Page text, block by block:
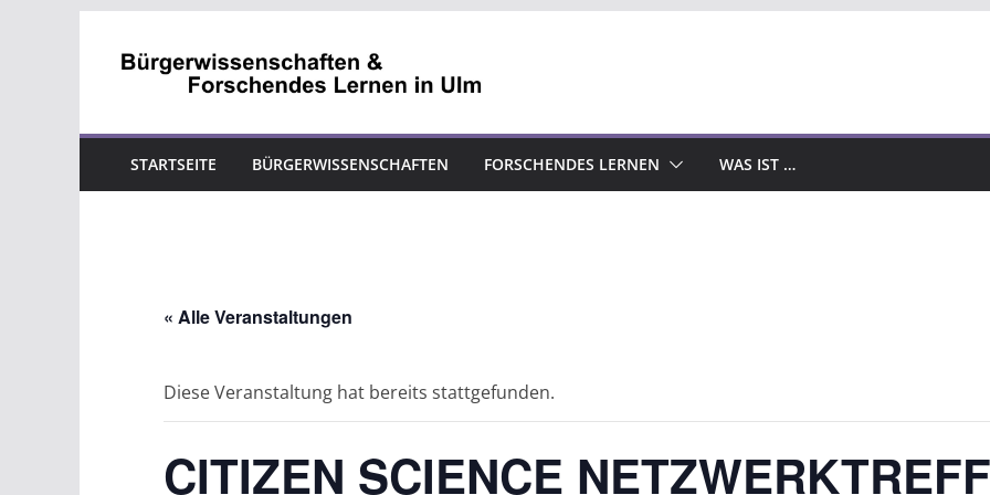
Inhalt
STARTSEITE BÜRGERWISSENSCHAFTEN FORSCHENDES LERNEN WAS IST …
« Alle Veranstaltungen
Diese Veranstaltung hat bereits stattgefunden.
CITIZEN SCIENCE